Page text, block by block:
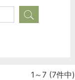
1～7 (7件中)